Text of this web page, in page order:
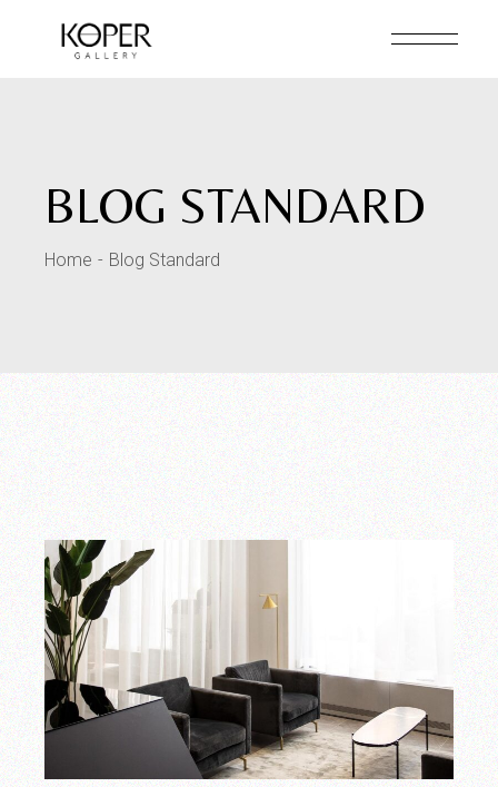
BLOG STANDARD
Home Blog Standard